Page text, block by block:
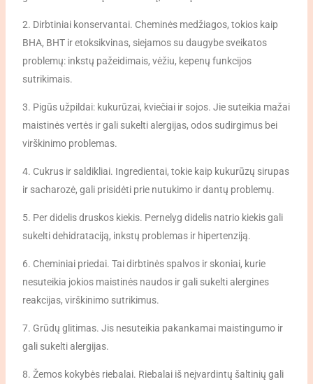
2. Dirbtiniai konservantai. Cheminės medžiagos, tokios kaip
BHA, BHT ir etoksikvinas, siejamos su daugybe sveikatos
problemų: inkstų pažeidimais, vėžiu, kepenų funkcijos
sutrikimais.
3. Pigūs užpildai: kukurūzai, kviečiai ir sojos. Jie suteikia mažai
maistinės vertės ir gali sukelti alergijas, odos sudirgimus bei
virškinimo problemas.
4. Cukrus ir saldikliai. Ingredientai, tokie kaip kukurūzų sirupas
ir sacharozė, gali prisidėti prie nutukimo ir dantų problemų.
5. Per didelis druskos kiekis. Pernelyg didelis natrio kiekis gali
sukelti dehidrataciją, inkstų problemas ir hipertenziją.
6. Cheminiai priedai. Tai dirbtinės spalvos ir skoniai, kurie
nesuteikia jokios maistinės naudos ir gali sukelti alergines
reakcijas, virškinimo sutrikimus.
7. Grūdų glitimas. Jis nesuteikia pakankamai maistingumo ir
gali sukelti alergijas.
8. Žemos kokybės riebalai. Riebalai iš neįvardintų šaltinių gali